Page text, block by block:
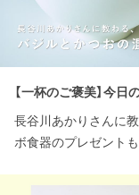
【一杯のご褒美】今日
長谷川あかりさんに
ボ食器のプレゼントも